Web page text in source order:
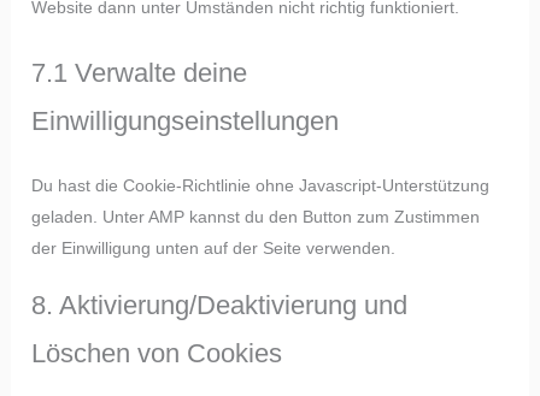
Website dann unter Umständen nicht richtig funktioniert.
7.1 Verwalte deine
Einwilligungseinstellungen
Du hast die Cookie-Richtlinie ohne Javascript-Unterstützung
geladen. Unter AMP kannst du den Button zum Zustimmen
der Einwilligung unten auf der Seite verwenden.
8. Aktivierung/Deaktivierung und
Löschen von Cookies